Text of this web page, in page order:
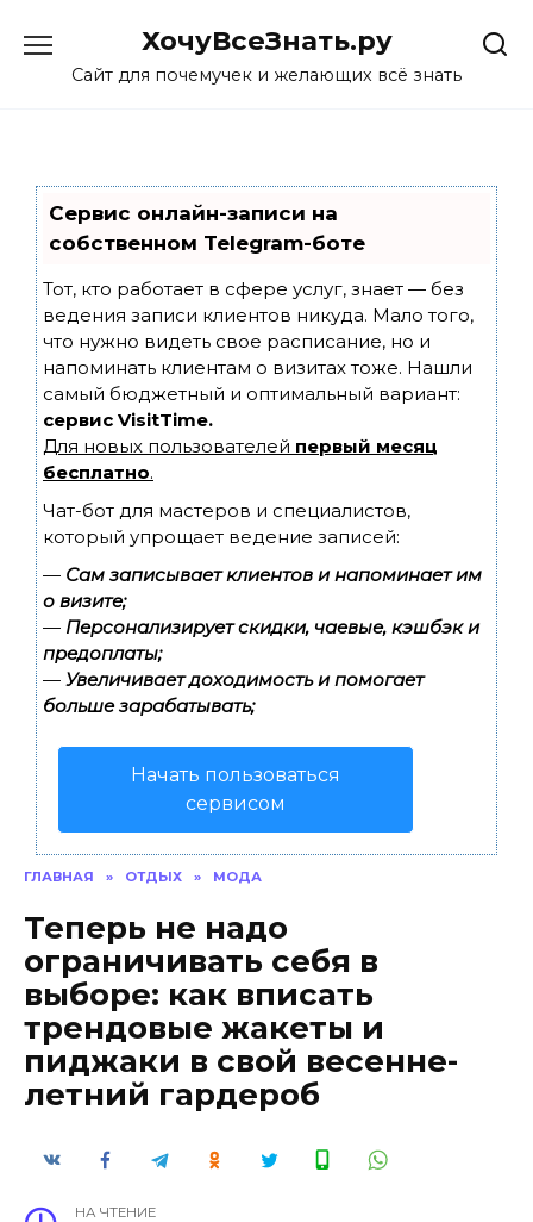
content
ХочуВсеЗнать.ру
Сайт для почемучек и желающих всё знать
Сервис онлайн-записи на
собственном Telegram-боте
Тот, кто работает в сфере услуг, знает — без
ведения записи клиентов никуда. Мало того,
что нужно видеть свое расписание, но и
напоминать клиентам о визитах тоже. Нашли
самый бюджетный и оптимальный вариант:
сервис VisitTime.
Для новых пользователей первый месяц
бесплатно.
Чат-бот для мастеров и специалистов,
который упрощает ведение записей:
— Сам записывает клиентов и напоминает им
о визите;
— Персонализирует скидки, чаевые, кэшбэк и
предоплаты;
— Увеличивает доходимость и помогает
больше зарабатывать;
Начать пользоваться
сервисом
ГЛАВНАЯ » ОТДЫХ » МОДА
Теперь не надо
ограничивать себя в
выборе: как вписать
трендовые жакеты и
пиджаки в свой весенне-
летний гардероб
НА ЧТЕНИЕ